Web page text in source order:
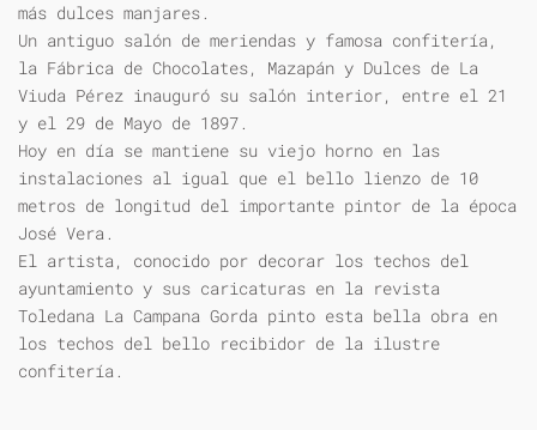
más dulces manjares.
Un antiguo salón de meriendas y famosa confitería,
la Fábrica de Chocolates, Mazapán y Dulces de La
Viuda Pérez inauguró su salón interior, entre el 21
y el 29 de Mayo de 1897.
Hoy en día se mantiene su viejo horno en las
instalaciones al igual que el bello lienzo de 10
metros de longitud del importante pintor de la época
José Vera.
El artista, conocido por decorar los techos del
ayuntamiento y sus caricaturas en la revista
Toledana La Campana Gorda pinto esta bella obra en
los techos del bello recibidor de la ilustre
confitería.